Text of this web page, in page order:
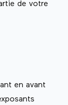
de votre
en avant